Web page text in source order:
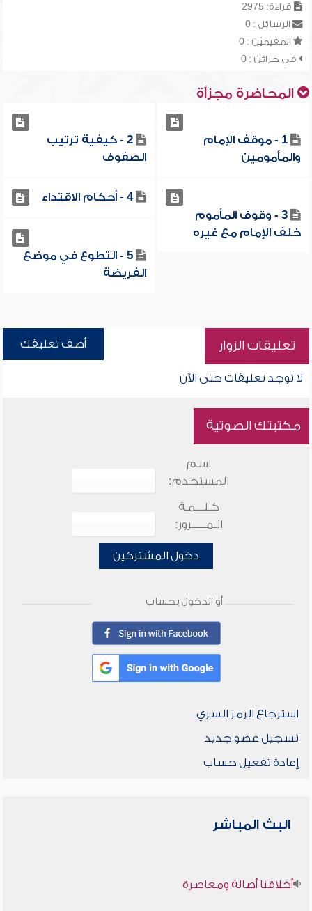
قراءة: 2975
الرسائل : 0
المقيميّن : 0
في خزائن : 0
المحاضرة مجزأة
1 - موقف الإمام
والمأمومين
2 - كيفية ترتيب
الصفوف
3 - وقوف المأموم
خلف الإمام مع غيره
4 - أحكام الاقتداء
5 - التطوع في موضع
الفريضة
تعليقات الزوار أضف تعليقك
لا توجد تعليقات حتى الآن
مكتبتك الصوتية
اسم
المستخدم:
كـلـــمـة
الـمـــــرور:
دخول المشتركين
أو الدخول بحساب
استرجاع الرمز السري
تسجيل عضو جديد
إعادة تفعيل حساب
البث المباشر
أخلاقنا أصالة ومعاصرة